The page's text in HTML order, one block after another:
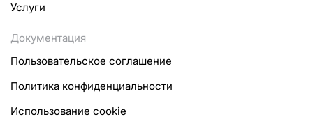
Услуги
Документация
Пользовательское соглашение
Политика конфиденциальности
Использование cookie